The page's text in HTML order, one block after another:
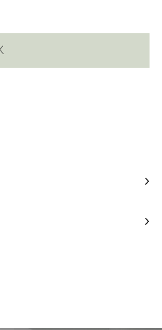
ut och hängtorkas, utan